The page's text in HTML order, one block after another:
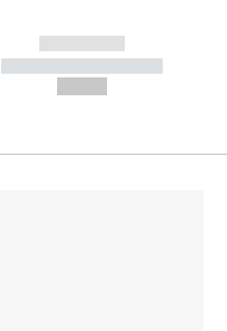
------------
----------- -----------